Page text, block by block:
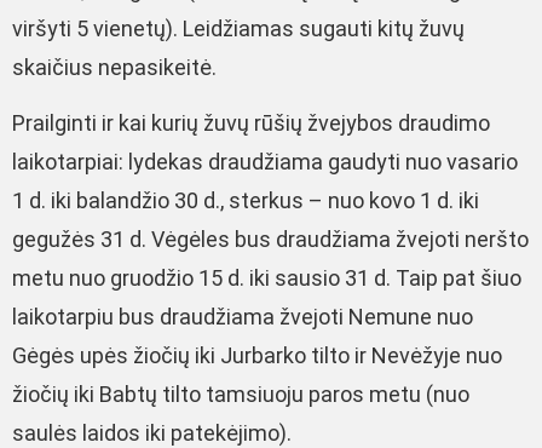
viršyti 5 vienetų). Leidžiamas sugauti kitų žuvų
skaičius nepasikeitė.
Prailginti ir kai kurių žuvų rūšių žvejybos draudimo
laikotarpiai: lydekas draudžiama gaudyti nuo vasario
1 d. iki balandžio 30 d., sterkus – nuo kovo 1 d. iki
gegužės 31 d. Vėgėles bus draudžiama žvejoti neršto
metu nuo gruodžio 15 d. iki sausio 31 d. Taip pat šiuo
laikotarpiu bus draudžiama žvejoti Nemune nuo
Gėgės upės žiočių iki Jurbarko tilto ir Nevėžyje nuo
žiočių iki Babtų tilto tamsiuoju paros metu (nuo
saulės laidos iki patekėjimo).